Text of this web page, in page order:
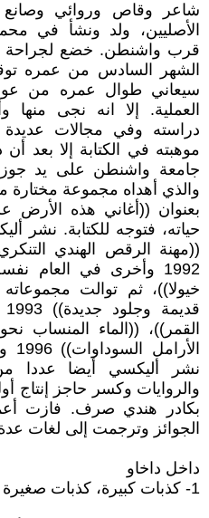
شاعر وقاص وروائي وصانع
الأصليين، ولد ونشأ في
قرب واشنطن. خضع لجراحة
الشهر السادس من عمره
سيعاني طوال عمره من
العملية. إلا انه نجى
دراسته وفي مجالات
موهبته في الكتابة إلا بعد
جامعة واشنطن على يد
والذي أهداه مجموعة مختارة
بعنوان ((أغاني هذه
حياته، فتوجه للكتابة. نشر
((مهنة الرقص الهندي
1992 وأخرى في العام
خيولا))، ثم توالت
نشر أليكسي أيضا عددا
والروايات وكسر حاجز إنتاج
بكادر هندي صرف. فازت
الجوائز وترجمت إلى لغات
داخل داخاو
1- كذبات كبيرة، كذبات صغيرة